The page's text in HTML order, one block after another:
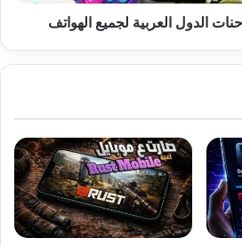
الدول العربية لجميع الهواتف